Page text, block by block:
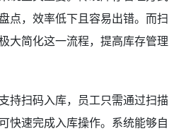
点，效率低下且容易出错。而扫
大简化这一流程，提高库存管理
持扫码入库，员工只需通过扫描
快速完成入库操作。系统能够自